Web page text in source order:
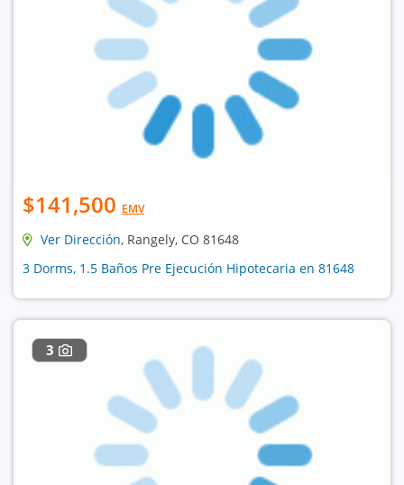
$141,500 EMV
Ver Dirección, Rangely, CO 81648
3 Dorms, 1.5 Baños Pre Ejecución Hipotecaria en 81648
3